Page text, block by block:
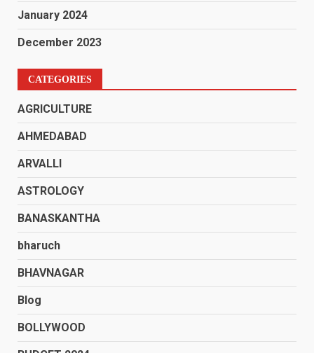
January 2024
December 2023
CATEGORIES
AGRICULTURE
AHMEDABAD
ARVALLI
ASTROLOGY
BANASKANTHA
bharuch
BHAVNAGAR
Blog
BOLLYWOOD